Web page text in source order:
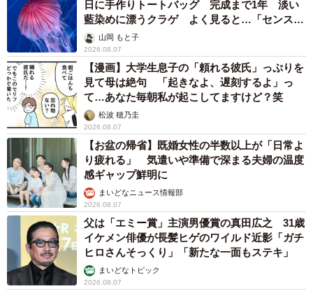
「国産マッチでもバズりたい」願いかなった！
老舗メーカーの投稿が4100万再生 他業種も
続々相乗りでミーム化へ発展
まいどなニュース調査部
2026.08.07
「即座に案内することが不可能です」レストラ
ンの入り口に大きな注意書き オートリザーブ
からの予約を拒否するお断りに賛同者続々
中将 タカノリ
2026.08.07
「本は買うだけでいい」京極夏彦さんの言葉に
共感した女性→リビングの本棚に140冊を積
読 「家に自分だけの本屋さん」
山岡 もと子
2026.08.07
友人のマンション敷地内に度々車を停めていた
ら…注意の貼り紙でナンバーをさらされました
【弁護士が解説】